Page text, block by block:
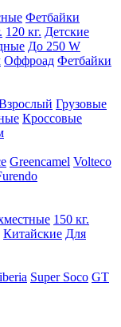
Фетбайки
120 кг. Детские
До 250 W
Оффроад Фетбайки
Грузовые
Кроссовые
Greencamel Volteco
150 кг.
Китайские Для
Super Soco GT